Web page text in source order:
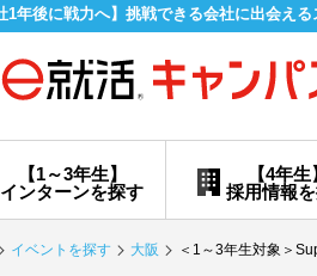
1年後に戦力へ】挑戦できる会社に出会え
【4年生
採用情報
【1～3年生】
インターンを探す
イベントを探す 大阪 ＜1～3年生対象＞